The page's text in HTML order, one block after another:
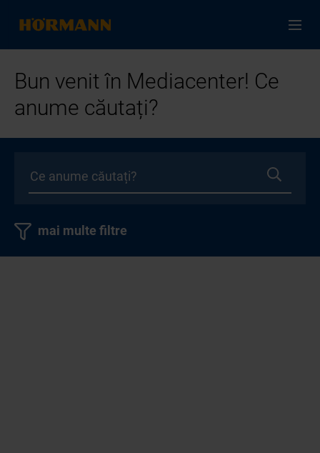
Bun venit în Mediacenter! Ce
anume căutați?
mai multe filtre